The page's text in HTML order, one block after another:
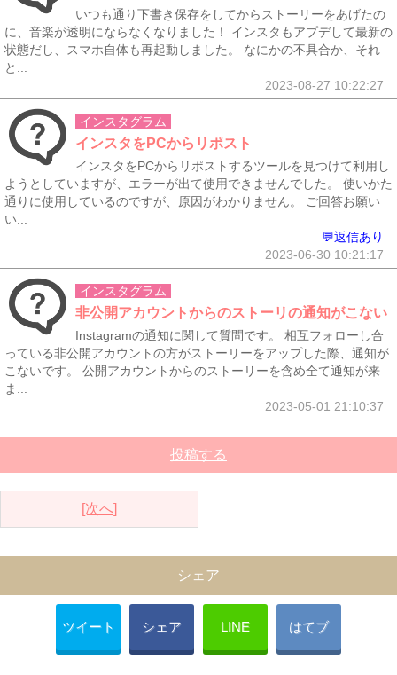
いつも通り下書き保存をしてからストーリーをあげたの
に、音楽が透明にならなくなりました！ インスタもアプデして最新の
状態だし、スマホ自体も再起動しました。 なにかの不具合か、それ
と...
2023-08-27 10:22:27
インスタグラム
インスタをPCからリポスト
インスタをPCからリポストするツールを見つけて利用し
ようとしていますが、エラーが出て使用できませんでした。 使いかた
通りに使用しているのですが、原因がわかりません。 ご回答お願い
い...
💬返信あり
2023-06-30 10:21:17
インスタグラム
非公開アカウントからのストーリの通知がこない
Instagramの通知に関して質問です。 相互フォローし合
っている非公開アカウントの方がストーリーをアップした際、通知が
こないです。 公開アカウントからのストーリーを含め全て通知が来
ま...
2023-05-01 21:10:37
投稿する
[次へ]
シェア
ツイート シェア LINE はてブ